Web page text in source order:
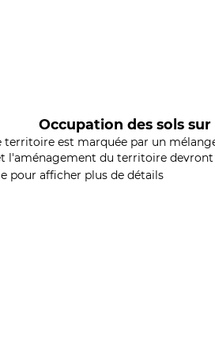
Occupation des sols
territoire est marquée par un
l'aménagement du territoire
pour afficher plus de détails